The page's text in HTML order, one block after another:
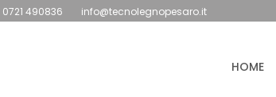
0721 490836 info@tecnolegnopesaro.it
HOME